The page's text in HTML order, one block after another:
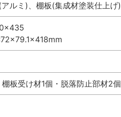
ルミ)、棚板(集成材塗装仕上げ)
板受け材1個・脱落防止部材2個